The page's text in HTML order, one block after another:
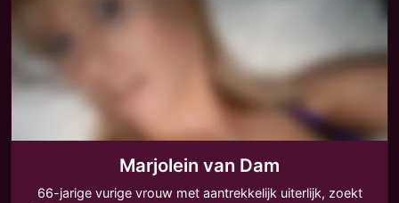
Marjolein van Dam
66-jarige vurige vrouw met aantrekkelijk uiterlijk, zoekt